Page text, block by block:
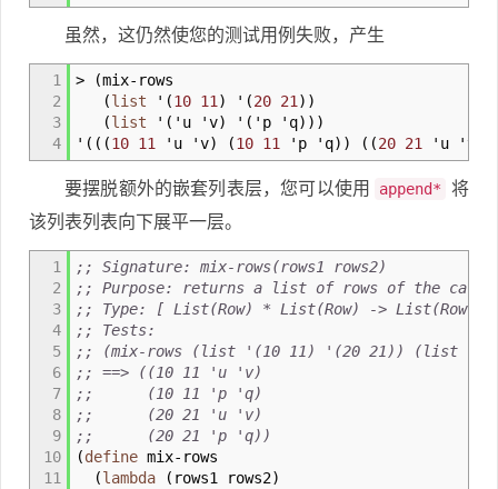
虽然，这仍然使您的测试用例失败，产生
1
2
3
4
> (mix- rows
(list ' (10 11 ) ' (20 21 ) )
(list ' ( 'u 'v) ' ( 'p 'q) ) )
' ( ( (10 11 'u 'v) (10 11 'p 'q) ) ( (20 21 'u 'v
要摆脱额外的嵌套列表层，您可以使用 append*
将
该列表列表向下展平一层。
1
2
3
4
5
6
7
8
9
10
11
;; Signature: mix-rows(rows1 rows2)
;; Purpose: returns a list of rows of the
;; Type: [ List(Row) * List(Row) -> List(Row) ]
;; Tests:
;; (mix-rows (list '(10 11) '(20 21)) (list
;; ==> ((10 11 'u 'v)
;; (10 11 'p 'q)
;; (20 21 'u 'v)
;; (20 21 'p 'q))
(define mix- rows
(lambda ( rows1 rows2)